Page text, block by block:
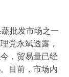
批发市场之一
党永斌透露，
，贸易量已经
目前，市场内